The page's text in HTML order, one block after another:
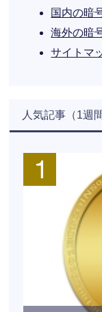
国内の暗
海外の暗
サイトマ
人気記事（1週